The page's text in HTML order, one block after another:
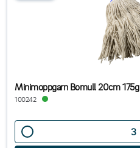
Minimoppgarn Bomull 20cm 175g
100242